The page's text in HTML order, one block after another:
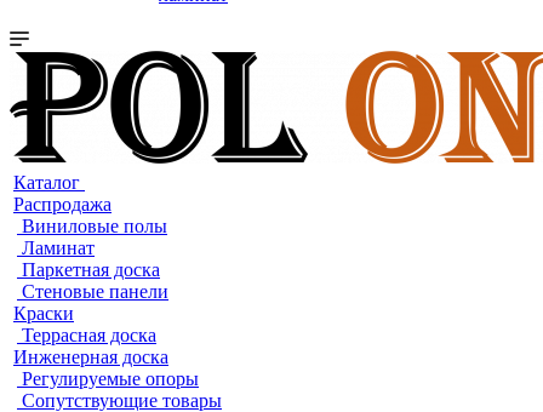
Каталог
Распродажа
Виниловые полы
Ламинат
Паркетная доска
Стеновые панели
Краски
Террасная доска
Инженерная доска
Регулируемые опоры
Сопутствующие товары